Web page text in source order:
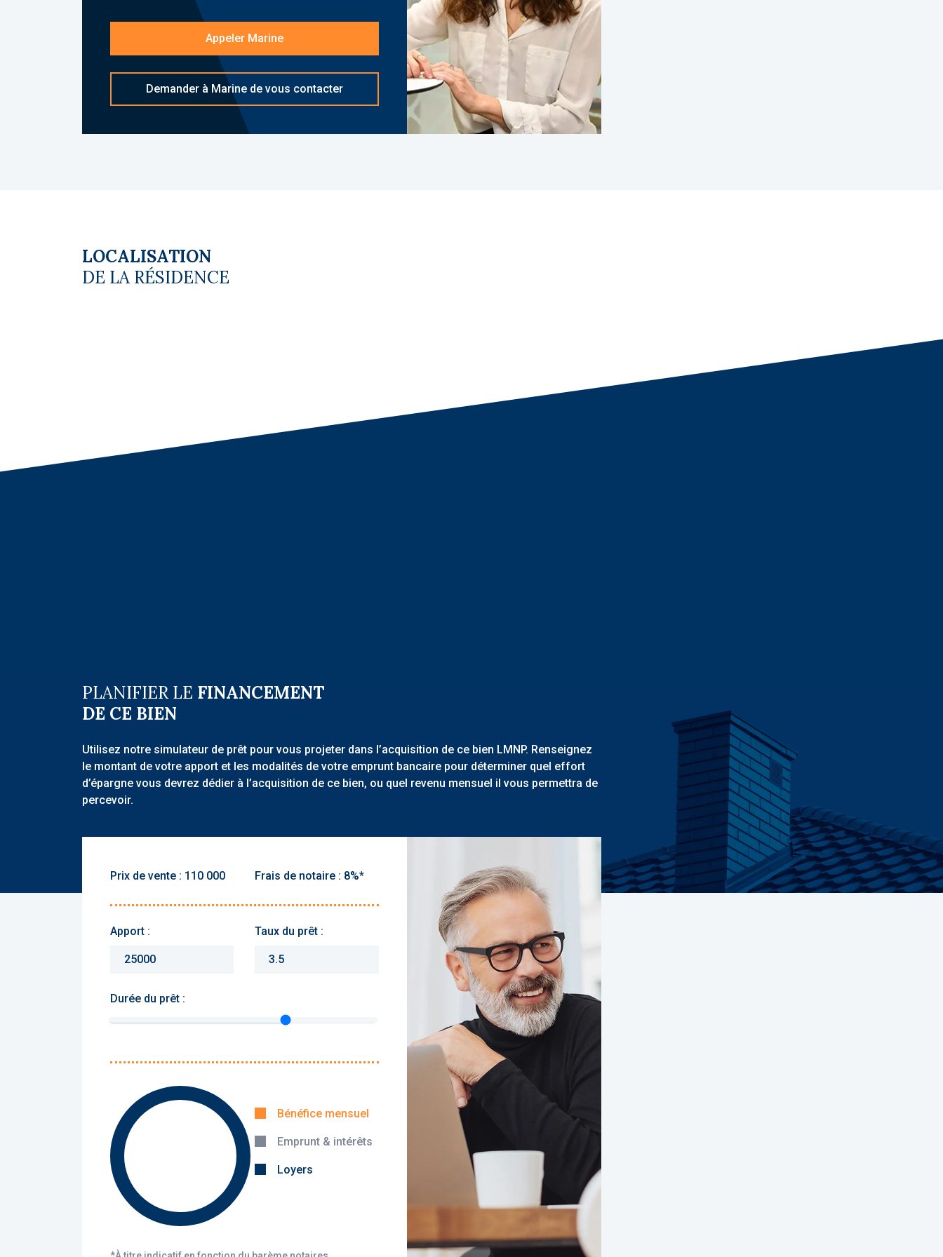
Appeler Marine
Demander à Marine de vous contacter
LOCALISATION
DE LA RÉSIDENCE
PLANIFIER LE FINANCEMENT
DE CE BIEN
Utilisez notre simulateur de prêt pour vous projeter dans l’acquisition de ce bien LMNP. Renseignez
le montant de votre apport et les modalités de votre emprunt bancaire pour déterminer quel effort
d’épargne vous devrez dédier à l’acquisition de ce bien, ou quel revenu mensuel il vous permettra de
percevoir.
Prix de vente : Frais de notaire :
Apport : Taux du prêt :
Durée du prêt :
Yearly rent :
Bénéfice mensuel
Emprunt & intérêts
Loyers